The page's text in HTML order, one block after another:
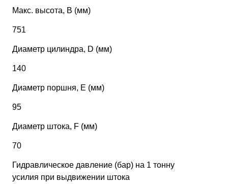
Макс. высота, В (мм)
751
Диаметр цилиндра, D (мм)
140
Диаметр поршня, Е (мм)
95
Диаметр штока, F (мм)
70
Гидравлическое давление (бар) на 1 тонну
усилия при выдвижении штока